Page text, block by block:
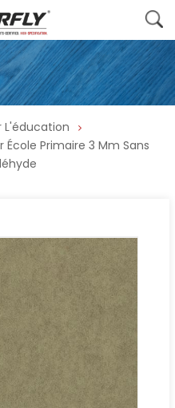
L'éducation
École Primaire 3 Mm Sans